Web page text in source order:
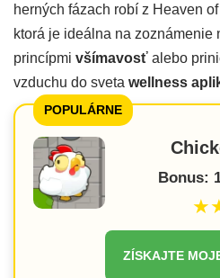
herných fázach robí z Heaven
ktorá je ideálna na zoznámenie
princípmi všímavosť alebo
vzduchu do sveta wellness
POPULÁRNE
Bonus:
ZÍSKAJTE